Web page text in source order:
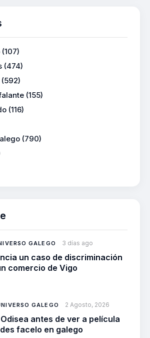
(107)
(474)
(592)
(155)
(116)
(790)
GALEGO 3 días ago
un caso de discriminación
comercio de Vigo
GALEGO 2 Agosto, 2026
antes de ver a película
facelo en galego